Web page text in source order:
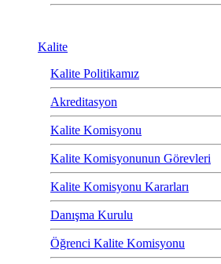
Kalite
Kalite Politikamız
Akreditasyon
Kalite Komisyonu
Kalite Komisyonunun Görevleri
Kalite Komisyonu Kararları
Danışma Kurulu
Öğrenci Kalite Komisyonu